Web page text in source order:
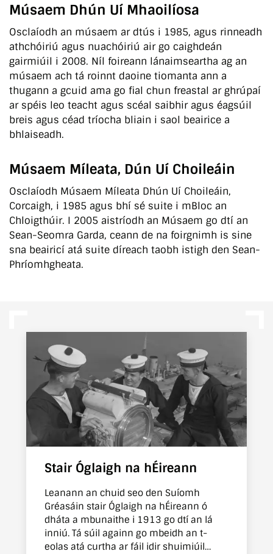
Músaem Dhún Uí Mhaoilíosa
Osclaíodh an músaem ar dtús i 1985, agus rinneadh
athchóiriú agus nuachóiriú air go caighdeán
gairmiúil i 2008. Níl foireann lánaimseartha ag an
músaem ach tá roinnt daoine tiomanta ann a
thugann a gcuid ama go fial chun freastal ar ghrúpaí
ar spéis leo teacht agus scéal saibhir agus éagsúil
breis agus céad tríocha bliain i saol beairice a
bhlaiseadh.
Músaem Míleata, Dún Uí Choileáin
Osclaíodh Músaem Míleata Dhún Uí Choileáin,
Corcaigh, i 1985 agus bhí sé suite i mBloc an
Chloigthúir. I 2005 aistríodh an Músaem go dtí an
Sean-Seomra Garda, ceann de na foirgnimh is sine
sna beairicí atá suite díreach taobh istigh den Sean-
Phríomhgheata.
Stair Óglaigh na hÉireann
Leanann an chuid seo den Suíomh
Gréasáin stair Óglaigh na hÉireann ó
dháta a mbunaithe i 1913 go dtí an lá
inniú. Tá súil againn go mbeidh an t-
eolas atá curtha ar fáil idir shuimiúil